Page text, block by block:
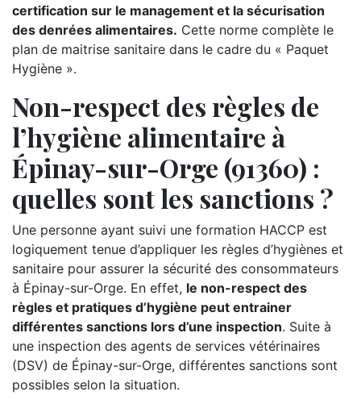
certification sur le management et la sécurisation
des denrées alimentaires. Cette norme complète le
plan de maitrise sanitaire dans le cadre du « Paquet
Hygiène ».
Non-respect des règles de
l’hygiène alimentaire à
Épinay-sur-Orge (91360) :
quelles sont les sanctions ?
Une personne ayant suivi une formation HACCP est
logiquement tenue d’appliquer les règles d’hygiènes et
sanitaire pour assurer la sécurité des consommateurs
à Épinay-sur-Orge. En effet, le non-respect des
règles et pratiques d’hygiène peut entrainer
différentes sanctions lors d’une inspection. Suite à
une inspection des agents de services vétérinaires
(DSV) de Épinay-sur-Orge, différentes sanctions sont
possibles selon la situation.